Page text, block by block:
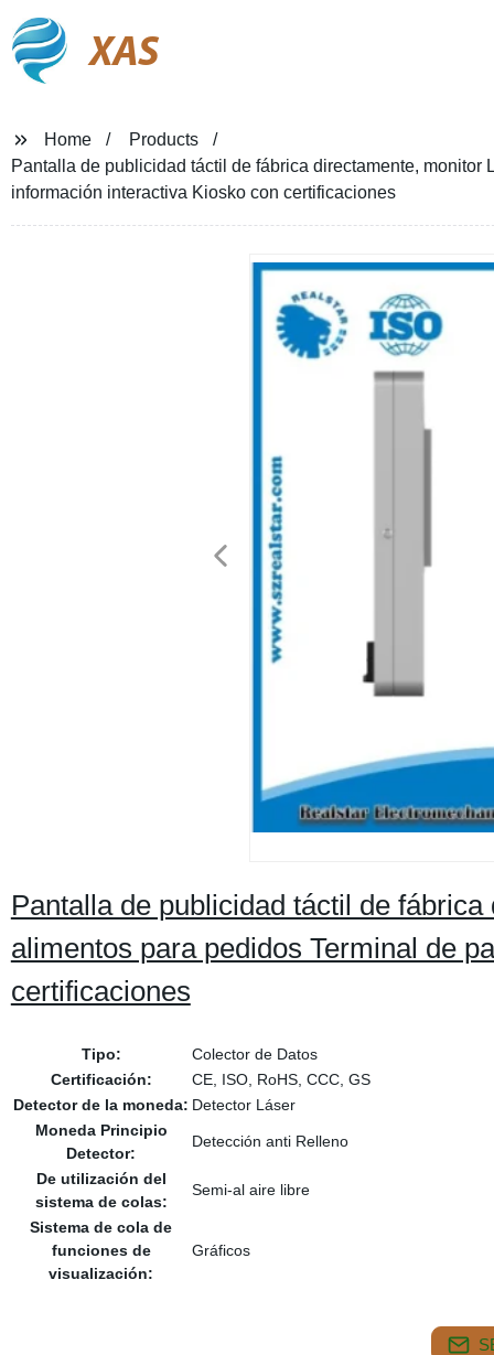
XAS
Home
Products
Pantalla de publicidad táctil de fábrica directamente,
información interactiva Kiosko con certificaciones
Pantalla de publicidad táctil de
alimentos para pedidos Terminal de
certificaciones
Tipo:
Colector de Datos
Certificación:
CE, ISO, RoHS, CCC, GS
Detector de la moneda: Detector Láser
Moneda Principio
Detector:
Detección anti Relleno
De utilización del
sistema de colas:
Semi-al aire libre
Sistema de cola de
funciones de
visualización:
Gráficos